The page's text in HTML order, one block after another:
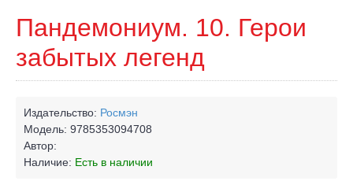
Пандемониум. 10. Герои
забытых легенд
Издательство: Росмэн
Модель: 9785353094708
Автор:
Наличие: Есть в наличии